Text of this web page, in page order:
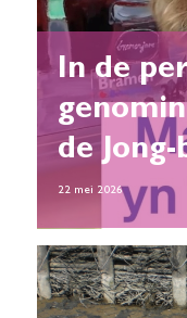
In de
de
22 mei 2026